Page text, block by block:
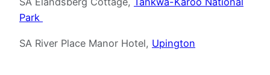
Park
SA River Place Manor Hotel, Upington